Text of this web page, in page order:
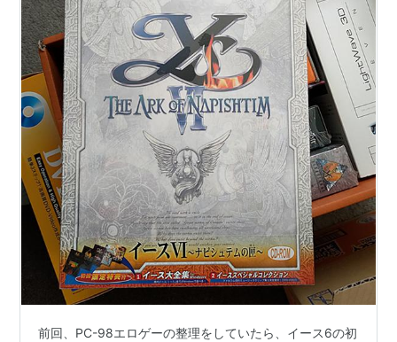
前回、PC-98エロゲーの整理をしていたら、イース6の初